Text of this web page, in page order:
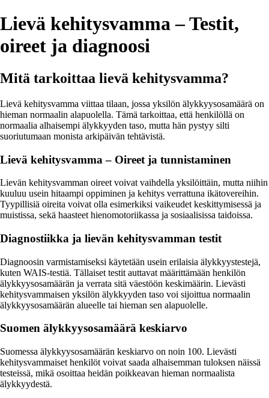
Lievä kehitysvamma – Testit,
oireet ja diagnoosi
Mitä tarkoittaa lievä kehitysvamma?
Lievä kehitysvamma viittaa tilaan, jossa yksilön älykkyysosamäärä on
hieman normaalin alapuolella. Tämä tarkoittaa, että henkilöllä on
normaalia alhaisempi älykkyyden taso, mutta hän pystyy silti
suoriutumaan monista arkipäivän tehtävistä.
Lievä kehitysvamma – Oireet ja tunnistaminen
Lievän kehitysvamman oireet voivat vaihdella yksilöittäin, mutta niihin
kuuluu usein hitaampi oppiminen ja kehitys verrattuna ikätovereihin.
Tyypillisiä oireita voivat olla esimerkiksi vaikeudet keskittymisessä ja
muistissa, sekä haasteet hienomotoriikassa ja sosiaalisissa taidoissa.
Diagnostiikka ja lievän kehitysvamman testit
Diagnoosin varmistamiseksi käytetään usein erilaisia älykkyystestejä,
kuten WAIS-testiä. Tällaiset testit auttavat määrittämään henkilön
älykkyysosamäärän ja verrata sitä väestöön keskimäärin. Lievästi
kehitysvammaisen yksilön älykkyyden taso voi sijoittua normaalin
älykkyysosamäärän alueelle tai hieman sen alapuolelle.
Suomen älykkyysosamäärä keskiarvo
Suomessa älykkyysosamäärän keskiarvo on noin 100. Lievästi
kehitysvammaiset henkilöt voivat saada alhaisemman tuloksen näissä
testeissä, mikä osoittaa heidän poikkeavan hieman normaalista
älykkyydestä.